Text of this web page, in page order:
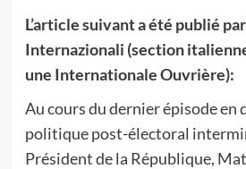
L’article suivant a été publié
Internazionali (section
une Internationale Ouvrière):
Au cours du dernier épisode en
politique post-électoral
Président de la République,